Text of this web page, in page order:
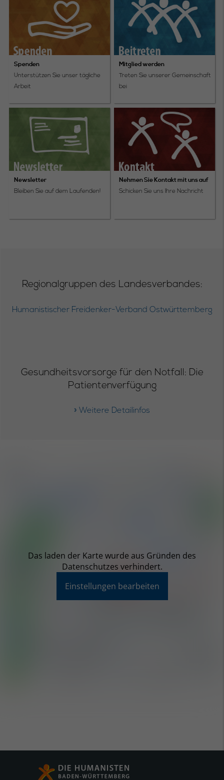
Spenden
Unterstützen Sie unser tägliche
Arbeit
Mitglied werden
Treten Sie unserer Gemeinschaft
bei
Newsletter
Bleiben Sie auf dem Laufenden!
Nehmen Sie Kontakt mit uns auf
Schicken Sie uns Ihre Nachricht
Regionalgruppen des Landesverbandes:
Humanistischer Freidenker-Verband Ostwürttemberg
Gesundheitsvorsorge für den Notfall: Die
Patientenverfügung
» Weitere Detailinfos
Das laden der Karte wurde aus Gründen des
Datenschutzes verhindert.
Einstellungen bearbeiten